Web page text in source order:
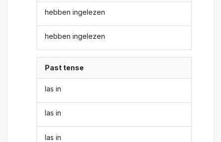
hebben ingelezen
hebben ingelezen
Past tense
las in
las in
las in